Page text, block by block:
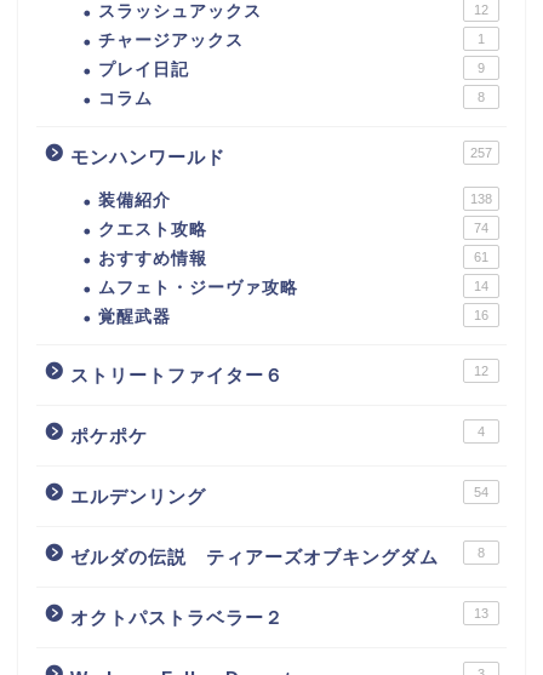
スラッシュアックス 12
チャージアックス 1
プレイ日記 9
コラム 8
モンハンワールド 257
装備紹介 138
クエスト攻略 74
おすすめ情報 61
ムフェト・ジーヴァ攻略 14
覚醒武器 16
ストリートファイター６ 12
ポケポケ 4
エルデンリング 54
ゼルダの伝説 ティアーズオブキングダム 8
オクトパストラベラー２ 13